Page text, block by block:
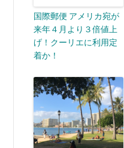
国際郵便 アメリカ宛が
来年４月より３倍値上
げ！クーリエに利用定
着か！